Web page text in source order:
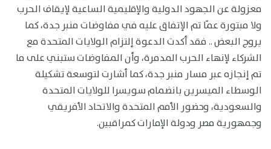
معزولة عن الجهود الدولية والإقليمية الساعية لإيقاف الحرب
ولا مبتورة عمّا تم الإتفاق عليه في مفاوضات منبر جدة، كما
يروج البعض .. فقد أكدت الدعوة إلتزام الولايات المتحدة مع
الشركاء لإنهاء الحرب المدمرة، وأن المفاوضات ستبني على ما
تم إنجازه عبر مسار منبر جدة، كما أشارت لتوسعة تشكيلة
الوسطاء الميسرين بانضمام سويسرا للولايات المتحدة
والسعودية، وحضور الأمم المتحدة والاتحاد الأفريقي
وجمهورية مصر ودولة الإمارات كمراقبين.